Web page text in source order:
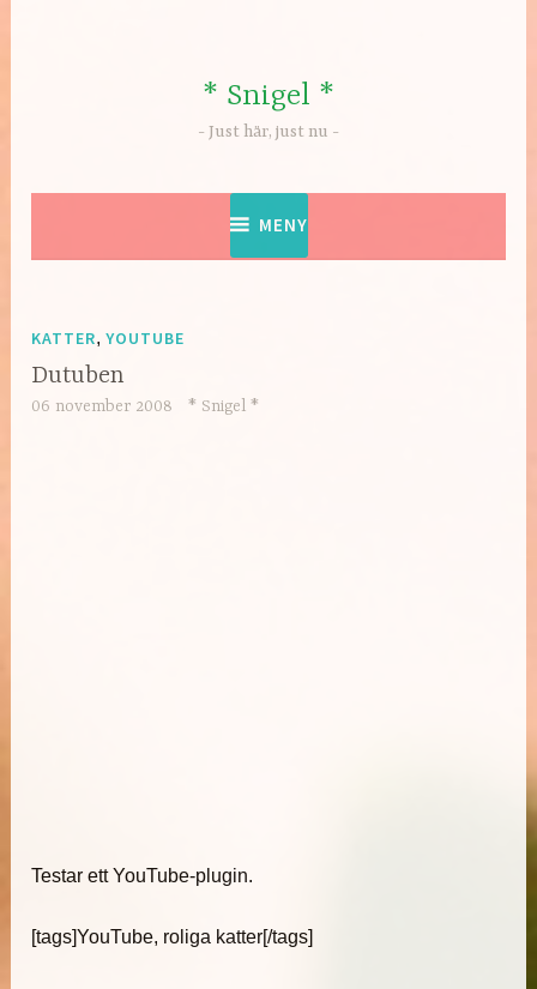
* Snigel *
Just här, just nu
MENY
KATTER,YOUTUBE
Dutuben
06 november 2008 * Snigel *
Testar ett YouTube-plugin.
[tags]YouTube, roliga katter[/tags]